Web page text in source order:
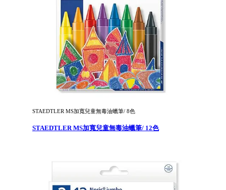
STAEDTLER MS加寬兒童無毒油蠟筆/ 8色
STAEDTLER MS加寬兒童無毒油蠟筆/ 12色